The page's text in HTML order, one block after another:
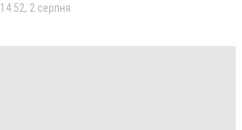
14:52, 2 серпня